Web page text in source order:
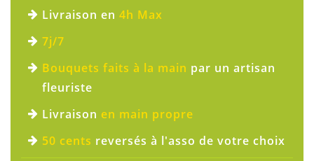
Livraison en 4h Max
7j/7
Bouquets faits à la main par un artisan
fleuriste
Livraison en main propre
50 cents reversés à l'asso de votre choix